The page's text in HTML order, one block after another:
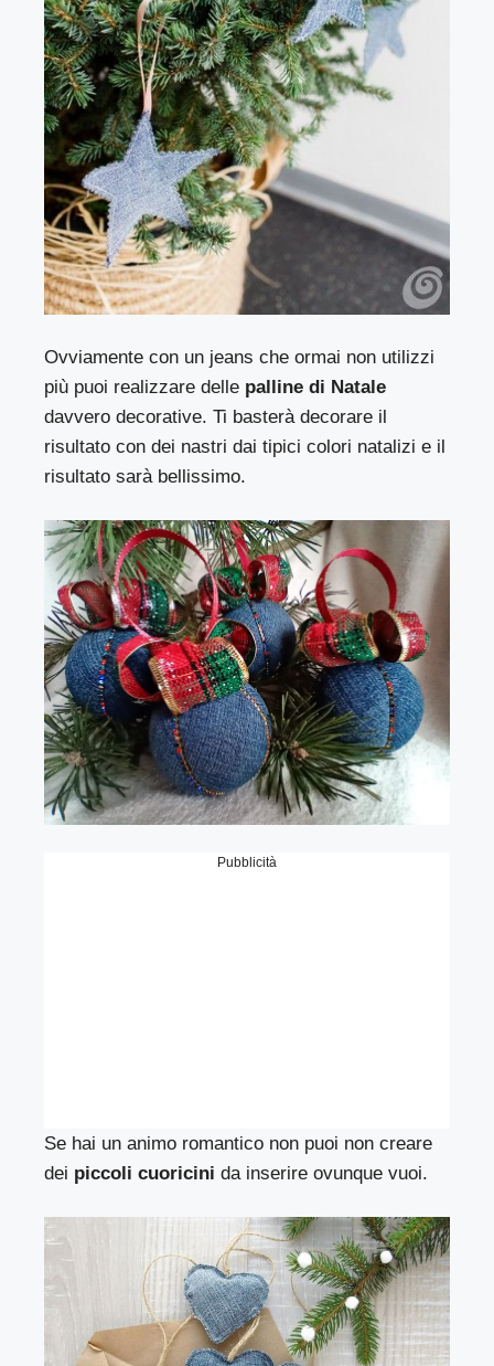
Ovviamente con un jeans che ormai non utilizzi
più puoi realizzare delle palline di Natale
davvero decorative. Ti basterà decorare il
risultato con dei nastri dai tipici colori natalizi e il
risultato sarà bellissimo.
Pubblicità
Se hai un animo romantico non puoi non creare
dei piccoli cuoricini da inserire ovunque vuoi.